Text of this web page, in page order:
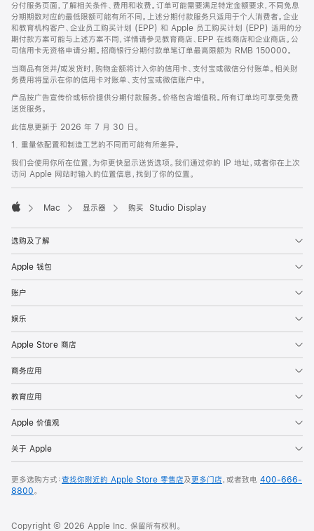
分付服务页面，了解相关条件、费用和收费。订单可能需要满足特定金额要求，不同免息
分期期数对应的最低限额可能有所不同。上述分期付款服务只适用于个人消费者。企业
和教育机构客户、企业员工购买计划 (EPP) 和 Apple 员工购买计划 (EPP) 适用的分
期付款方案可能与上述方案不同，详情请参见教育商店、EPP 在线商店和企业商店。公
司信用卡无资格申请分期。招商银行分期付款单笔订单最高限额为 RMB 150000。
当商品有货并/或发货时，购物金额将计入你的信用卡、支付宝或微信分付账单。相关财
务费用将显示在你的信用卡对账单、支付宝或微信账户中。
产品按广告宣传价或标价提供分期付款服务。价格包含增值税。所有订单均可享受免费
送货服务。
此信息更新于 2026 年 7 月 30 日。
1. 重量依配置和制造工艺的不同而可能有所差异。
我们会使用你所在位置，为你更快显示送货选项。我们通过你的 IP 地址，或者你在上次
访问 Apple 网站时输入的位置信息，找到了你的位置。
Mac 显示器 购买 Studio Display
选购及了解
Apple 钱包
账户
娱乐
Apple Store 商店
商务应用
教育应用
Apple 价值观
关于 Apple
更多选购方式：查找你附近的 Apple Store 零售店及更多门店，或者致电 400-666-
8800。
Copyright © 2026 Apple Inc. 保留所有权利。